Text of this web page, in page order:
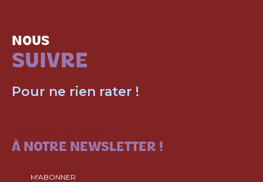
NOUS
SUIVRE
Pour ne rien rater !
À NOTRE NEWSLETTER !
M'ABONNER